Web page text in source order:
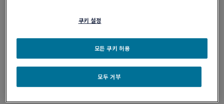
커스터마이즈
쿠키 설정
모두 거부
모든 쿠키 허용